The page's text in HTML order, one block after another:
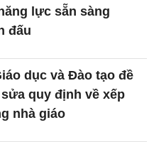
lực sẵn sàng
đấu
dục và Đào tạo đề
quy định về xếp
nhà giáo